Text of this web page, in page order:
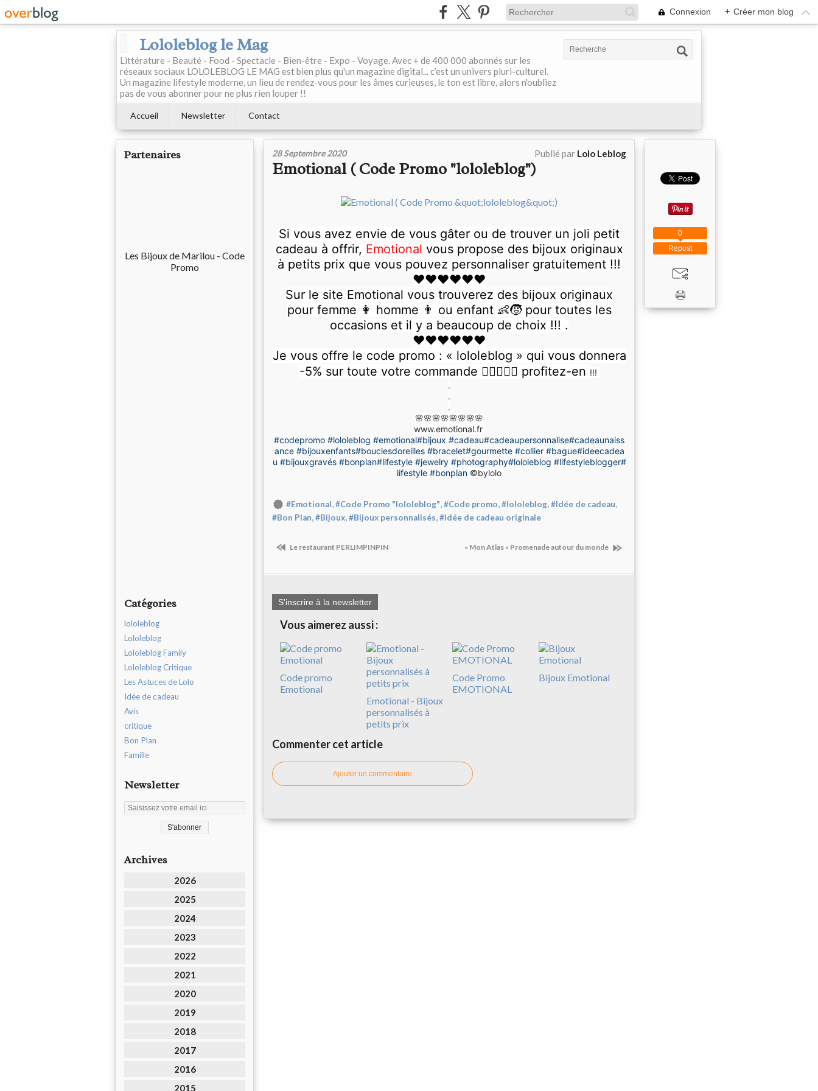
Connexion + Créer mon blog
Lololeblog le Mag
Littérature - Beauté - Food - Spectacle - Bien-être - Expo - Voyage. Avec + de 400 000 abonnés sur les
réseaux sociaux LOLOLEBLOG LE MAG est bien plus qu'un magazine digital... c’est un univers pluri-culturel.
Un magazine lifestyle moderne, un lieu de rendez-vous pour les âmes curieuses, le ton est libre, alors n'oubliez
pas de vous abonner pour ne plus rien louper !!
Accueil Newsletter Contact
Partenaires
Les Bijoux de Marilou - Code
Promo
Catégories
lololeblog
Lololeblog
Lololeblog Family
Lololeblog Critique
Les Astuces de Lolo
Idée de cadeau
Avis
critique
Bon Plan
Famille
Newsletter
Archives
2026
2025
2024
2023
2022
2021
2020
2019
2018
2017
2016
2015
28 Septembre 2020 Publié par Lolo Leblog
Emotional ( Code Promo "lololeblog")
Si vous avez envie de vous gâter ou de trouver un joli petit
cadeau à offrir, Emotional vous propose des bijoux originaux
à petits prix que vous pouvez personnaliser gratuitement !!!
♥️♥️♥️♥️♥️♥️
Sur le site Emotional vous trouverez des bijoux originaux
pour femme 👩 homme 👨 ou enfant 👶🧒 pour toutes les
occasions et il y a beaucoup de choix !!! .
♥️♥️♥️♥️♥️♥️
Je vous offre le code promo : « lololeblog » qui vous donnera
-5% sur toute votre commande 👍🏻🤗👍🏻 profitez-en !!!
.
.
.
🌸🌸🌸🌸🌸🌸🌸🌸
www.emotional.fr
#codepromo #lololeblog #emotional#bijoux #cadeau#cadeaupersonnalise#cadeaunaiss
ance #bijouxenfants#bouclesdoreilles #bracelet#gourmette #collier #bague#ideecadea
u #bijouxgravés #bonplan#lifestyle #jewelry #photography#lololeblog #lifestyleblogger#
lifestyle #bonplan ©bylolo
#Emotional,#Code Promo "lololeblog",#Code promo,#lololeblog,#Idée de cadeau,
#Bon Plan,#Bijoux,#Bijoux personnalisés,#Idée de cadeau originale
Le restaurant PERLIMPINPIN « Mon Atlas » Promenade autour du monde
S'inscrire à la newsletter
Vous aimerez aussi :
Code promo
Emotional
Emotional - Bijoux
personnalisés à
petits prix
Code Promo
EMOTIONAL
Bijoux Emotional
Commenter cet article
Ajouter un commentaire
Repost
0